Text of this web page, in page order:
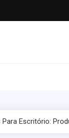
Para Escritório: